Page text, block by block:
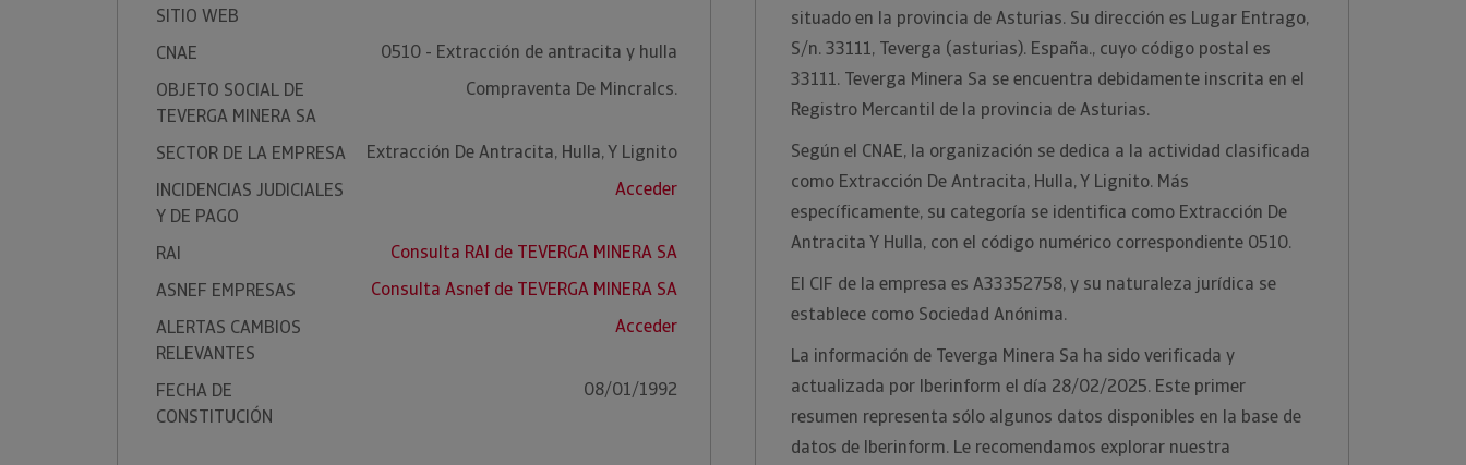
SITIO WEB
CNAE
0510 - Extracción de antracita y hulla
OBJETO SOCIAL DE
TEVERGA MINERA SA
Compraventa De Mincralcs.
SECTOR DE LA EMPRESA
Extracción De Antracita, Hulla, Y Lignito
INCIDENCIAS JUDICIALES
Y DE PAGO
Acceder
RAI
Consulta RAI de TEVERGA MINERA SA
ASNEF EMPRESAS
Consulta Asnef de TEVERGA MINERA SA
ALERTAS CAMBIOS
RELEVANTES
Acceder
FECHA DE
CONSTITUCIÓN
08/01/1992
situado en la provincia de Asturias. Su dirección es Lugar Entrago,
S/n. 33111, Teverga (asturias). España., cuyo código postal es
33111. Teverga Minera Sa se encuentra debidamente inscrita en el
Registro Mercantil de la provincia de Asturias.
Según el CNAE, la organización se dedica a la actividad clasificada
como Extracción De Antracita, Hulla, Y Lignito. Más
específicamente, su categoría se identifica como Extracción De
Antracita Y Hulla, con el código numérico correspondiente 0510.
El CIF de la empresa es A33352758, y su naturaleza jurídica se
establece como Sociedad Anónima.
La información de Teverga Minera Sa ha sido verificada y
actualizada por Iberinform el día 28/02/2025. Este primer
resumen representa sólo algunos datos disponibles en la base de
datos de Iberinform. Le recomendamos explorar nuestra